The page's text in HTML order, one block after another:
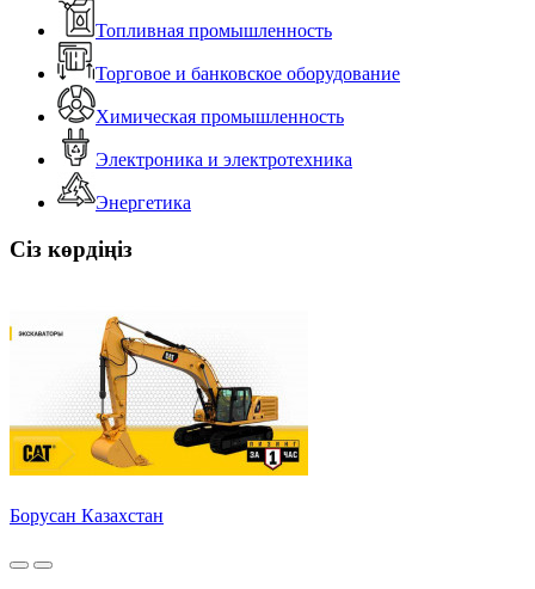
Топливная промышленность
Торговое и банковское оборудование
Химическая промышленность
Электроника и электротехника
Энергетика
Сіз көрдіңіз
Борусан Казахстан